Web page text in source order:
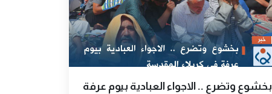
بخشوع وتضرع .. الاجواء العبادية بيوم عرفة